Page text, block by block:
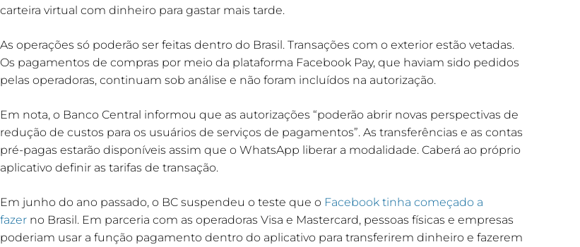
carteira virtual com dinheiro para gastar mais tarde.
As operações só poderão ser feitas dentro do Brasil. Transações com o exterior estão vetadas.
Os pagamentos de compras por meio da plataforma Facebook Pay, que haviam sido pedidos
pelas operadoras, continuam sob análise e não foram incluídos na autorização.
Em nota, o Banco Central informou que as autorizações “poderão abrir novas perspectivas de
redução de custos para os usuários de serviços de pagamentos”. As transferências e as contas
pré-pagas estarão disponíveis assim que o WhatsApp liberar a modalidade. Caberá ao próprio
aplicativo definir as tarifas de transação.
Em junho do ano passado, o BC suspendeu o teste que o Facebook tinha começado a
fazer no Brasil. Em parceria com as operadoras Visa e Mastercard, pessoas físicas e empresas
poderiam usar a função pagamento dentro do aplicativo para transferirem dinheiro e fazerem